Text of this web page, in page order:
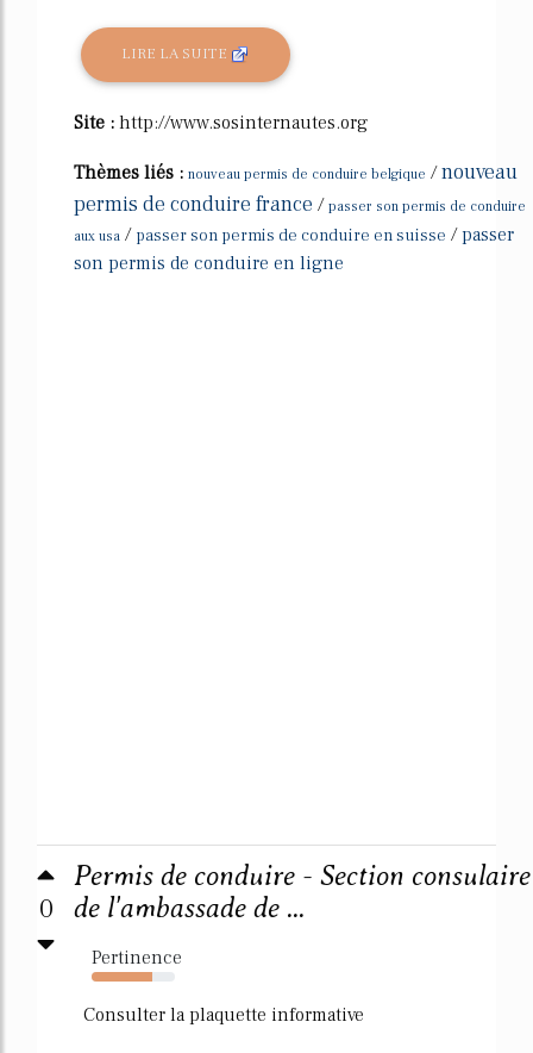
LIRE LA SUITE
Site : http://www.sosinternautes.org
Thèmes liés : nouveau permis de conduire belgique /nouveau
permis de conduire france / passer son permis de conduire
aux usa / passer son permis de conduire en suisse /passer
son permis de conduire en ligne
0
Permis de conduire - Section consulaire
de l'ambassade de ...
Pertinence
73%
Consulter la plaquette informative